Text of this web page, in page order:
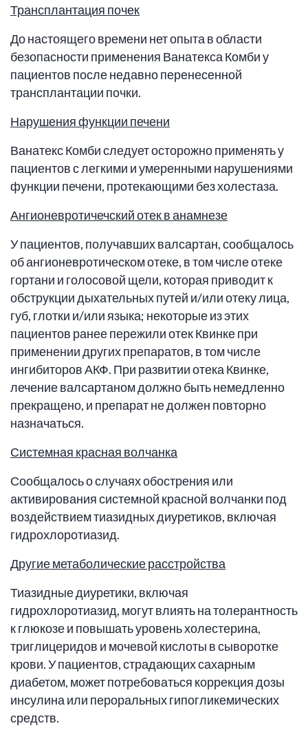
Трансплантация почек
До настоящего времени нет опыта в области
безопасности применения Ванатекса Комби у
пациентов после недавно перенесенной
трансплантации почки.
Нарушения функции печени
Ванатекс Комби следует осторожно применять у
пациентов с легкими и умеренными нарушениями
функции печени, протекающими без холестаза.
Ангионевротичечский отек в анамнезе
У пациентов, получавших валсартан, сообщалось
об ангионевротическом отеке, в том числе отеке
гортани и голосовой щели, которая приводит к
обструкции дыхательных путей и/или отеку лица,
губ, глотки и/или языка; некоторые из этих
пациентов ранее пережили отек Квинке при
применении других препаратов, в том числе
ингибиторов АКФ. При развитии отека Квинке,
лечение валсартаном должно быть немедленно
прекращено, и препарат не должен повторно
назначаться.
Системная красная волчанка
Сообщалось о случаях обострения или
активирования системной красной волчанки под
воздействием тиазидных диуретиков, включая
гидрохлоротиазид.
Другие метаболические расстройства
Тиазидные диуретики, включая
гидрохлоротиазид, могут влиять на толерантность
к глюкозе и повышать уровень холестерина,
триглицеридов и мочевой кислоты в сыворотке
крови. У пациентов, страдающих сахарным
диабетом, может потребоваться коррекция дозы
инсулина или пероральных гипогликемических
средств.